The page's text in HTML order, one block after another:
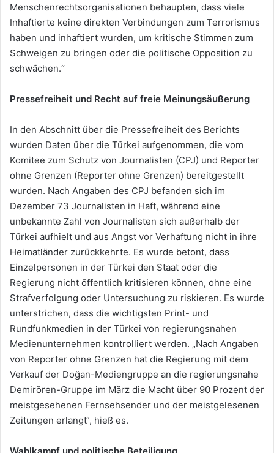
Menschenrechtsorganisationen behaupten, dass viele
Inhaftierte keine direkten Verbindungen zum Terrorismus
haben und inhaftiert wurden, um kritische Stimmen zum
Schweigen zu bringen oder die politische Opposition zu
schwächen.“
Pressefreiheit und Recht auf freie Meinungsäußerung
In den Abschnitt über die Pressefreiheit des Berichts
wurden Daten über die Türkei aufgenommen, die vom
Komitee zum Schutz von Journalisten (CPJ) und Reporter
ohne Grenzen (Reporter ohne Grenzen) bereitgestellt
wurden. Nach Angaben des CPJ befanden sich im
Dezember 73 Journalisten in Haft, während eine
unbekannte Zahl von Journalisten sich außerhalb der
Türkei aufhielt und aus Angst vor Verhaftung nicht in ihre
Heimatländer zurückkehrte. Es wurde betont, dass
Einzelpersonen in der Türkei den Staat oder die
Regierung nicht öffentlich kritisieren können, ohne eine
Strafverfolgung oder Untersuchung zu riskieren. Es wurde
unterstrichen, dass die wichtigsten Print- und
Rundfunkmedien in der Türkei von regierungsnahen
Medienunternehmen kontrolliert werden. „Nach Angaben
von Reporter ohne Grenzen hat die Regierung mit dem
Verkauf der Doğan-Mediengruppe an die regierungsnahe
Demirören-Gruppe im März die Macht über 90 Prozent der
meistgesehenen Fernsehsender und der meistgelesenen
Zeitungen erlangt“, hieß es.
Wahlkampf und politische Beteiligung